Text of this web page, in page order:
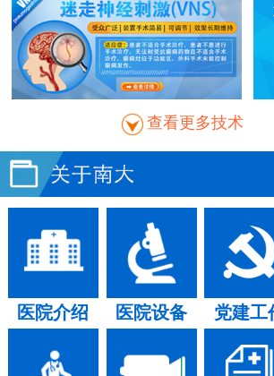
查看更多技术
医院介绍 医院设备 党建工